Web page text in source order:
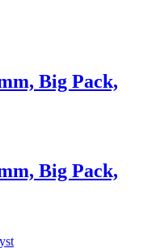
Big Pack,
Big Pack,